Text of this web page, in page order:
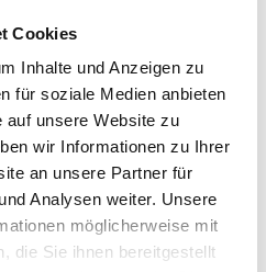
Cookies
Inhalte und Anzeigen zu
für soziale Medien anbieten
auf unsere Website zu
wir Informationen zu Ihrer
an unsere Partner für
Analysen weiter. Unsere
möglicherweise mit
die Sie ihnen bereitgestellt